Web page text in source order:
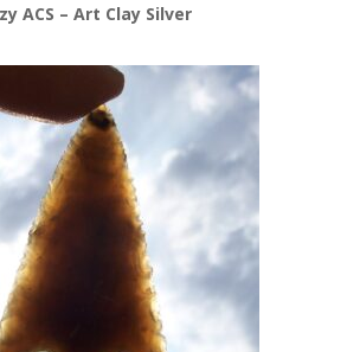
ACS – Art Clay Silver